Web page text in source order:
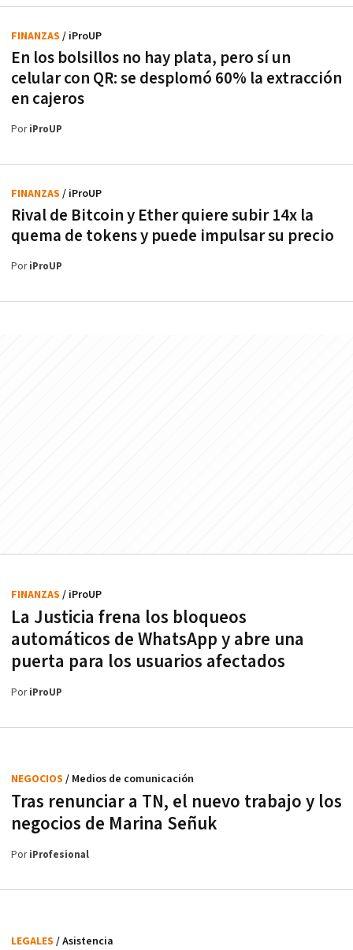
En los bolsillos no hay plata, pero sí un
celular con QR: se desplomó 60% la extracción
en cajeros
FINANZAS / iProUP
PoriProUP
Rival de Bitcoin y Ether quiere subir 14x la
quema de tokens y puede impulsar su precio
FINANZAS / iProUP
PoriProUP
La Justicia frena los bloqueos
automáticos de WhatsApp y abre una
puerta para los usuarios afectados
FINANZAS / iProUP
PoriProUP
Tras renunciar a TN, el nuevo trabajo y los
negocios de Marina Señuk
NEGOCIOS / Medios de comunicación
PoriProfesional
LEGALES / Asistencia